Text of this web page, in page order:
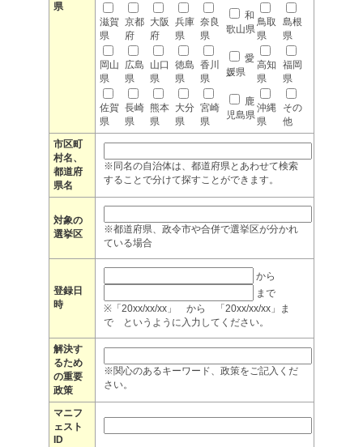
県
滋賀
県
京都
府
大阪
府
兵庫
県
奈良
県
和
歌山県
鳥取
県
島根
県
岡山
県
広島
県
山口
県
徳島
県
香川
県
愛
媛県
高知
県
福岡
県
佐賀
県
長崎
県
熊本
県
大分
県
宮崎
県
鹿
児島県
沖縄
県
その
他
市区町
村名、
都道府
県名
※同名の自治体は、都道府県とあわせて検索
することで分けて探すことができます。
対象の
選挙区
※都道府県、政令市や合併で選挙区が分かれ
ている場合
登録日
時
から
まで
※「20xx/xx/xx」 から 「20xx/xx/xx」ま
で というように入力してください。
解決す
るため
の重要
政策
※関心のあるキーワード、政策をご記入くだ
さい。
マニフ
ェスト
ID